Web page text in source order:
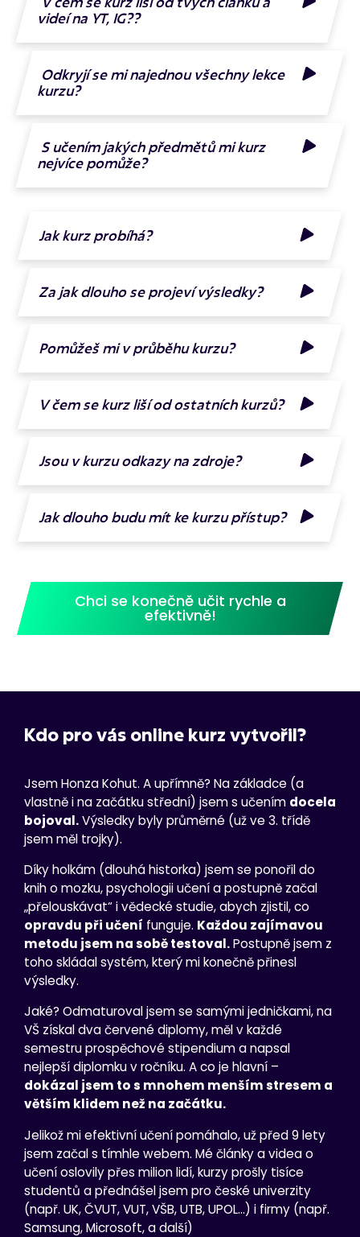
videí na YT, IG??
Odkryjí se mi najednou všechny lekce
kurzu?
S učením jakých předmětů mi kurz
nejvíce pomůže?
Jak kurz probíhá?
Za jak dlouho se projeví výsledky?
Pomůžeš mi v průběhu kurzu?
V čem se kurz liší od ostatních kurzů?
Jsou v kurzu odkazy na zdroje?
Jak dlouho budu mít ke kurzu přístup?
Chci se konečně učit rychle a
efektivně!
Kdo pro vás online kurz vytvořil?
Jsem Honza Kohut. A upřímně? Na základce (a
vlastně i na začátku střední) jsem s učením docela
bojoval.Výsledky byly průměrné (už ve 3. třídě
jsem měl trojky).
Díky holkám (dlouhá historka) jsem se ponořil do
knih o mozku, psychologii učení a postupně začal
„přelouskávat“ i vědecké studie, abych zjistil, co
opravdu při učení funguje. Každou zajímavou
metodu jsem na sobě testoval.Postupně jsem z
toho skládal systém, který mi konečně přinesl
výsledky.
Jaké? Odmaturoval jsem se samými jedničkami, na
VŠ získal dva červené diplomy, měl v každé
semestru prospěchové stipendium a napsal
nejlepší diplomku v ročníku. A co je hlavní –
dokázal jsem to s mnohem menším stresem a
větším klidem než na začátku.
Jelikož mi efektivní učení pomáhalo, už před 9 lety
jsem začal s tímhle webem. Mé články a videa o
učení oslovily přes milion lidí, kurzy prošly tisíce
studentů a přednášel jsem pro české univerzity
(např. UK, ČVUT, VUT, VŠB, UTB, UPOL…) i firmy (např.
Samsung, Microsoft, a další)